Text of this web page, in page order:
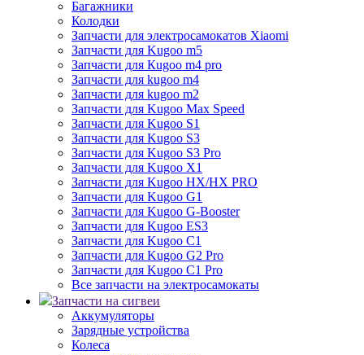
Багажники
Колодки
Запчасти для электросамокатов Xiaomi
Запчасти для Kugoo m5
Запчасти для Кugoo m4 pro
Запчасти для kugoo m4
Запчасти для kugoo m2
Запчасти для Kugoo Max Speed
Запчасти для Kugoo S1
Запчасти для Kugoo S3
Запчасти для Kugoo S3 Pro
Запчасти для Kugoo X1
Запчасти для Kugoo HX/HX PRO
Запчасти для Kugoo G1
Запчасти для Kugoo G-Booster
Запчасти для Kugoo ES3
Запчасти для Kugoo C1
Запчасти для Kugoo G2 Pro
Запчасти для Kugoo C1 Pro
Все запчасти на электросамокаты
Запчасти на сигвеи
Аккумуляторы
Зарядные устройства
Колеса